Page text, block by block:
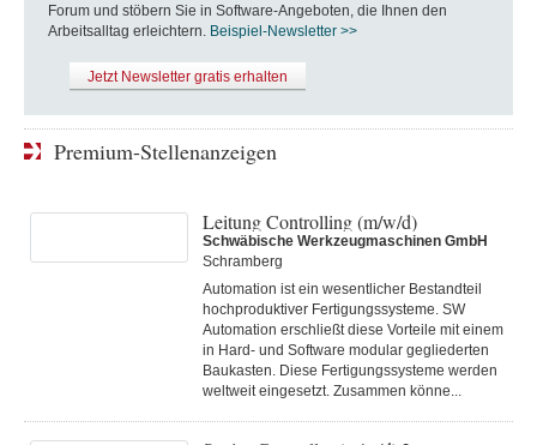
Forum und stöbern Sie in Software-Angeboten, die Ihnen den
Arbeitsalltag erleichtern. Beispiel-Newsletter >>
Jetzt Newsletter gratis erhalten
Premium-Stellenanzeigen
Leitung Controlling (m/w/d)
Schwäbische Werkzeugmaschinen GmbH
Schramberg
Automation ist ein wesentlicher Bestandteil
hochproduktiver Fertigungssysteme. SW
Automation erschließt diese Vorteile mit einem
in Hard- und Software modular gegliederten
Baukasten. Diese Fertigungs­systeme werden
weltweit eingesetzt. Zusammen könne...